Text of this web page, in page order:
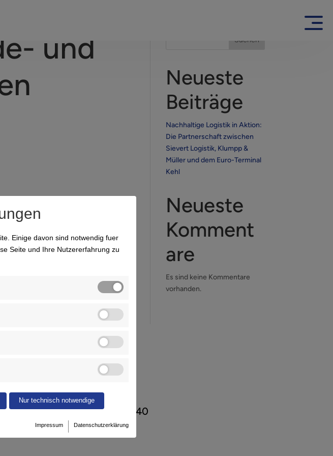
Einige davon sind notwendig fuer
Seite und Ihre Nutzererfahrung zu
Nur technisch notwendige
Impressum Datenschutzerklärung
und
Suchen
Neueste
Beiträge
Nachhaltige Logistik in Aktion:
Die Partnerschaft zwischen
Sievert Logistik, Klumpp &
Müller und dem Euro-Terminal
Kehl
Neueste
Komment
are
Es sind keine Kommentare
vorhanden.
+49 (0) 78 51 / 89 88 40